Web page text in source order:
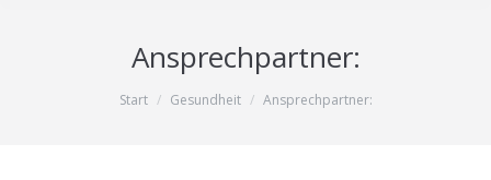
Ansprechpartner:
Sie befinden sich hier:
Start Gesundheit Ansprechpartner: